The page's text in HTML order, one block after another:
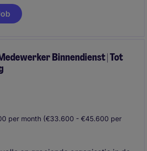
binnen Europa? Voor
zijn wij op zoek naar een Online
Binnendienst | Tot
per month (€33.600 - €45.600 per